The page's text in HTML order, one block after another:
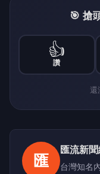
🎯 搶
👍
讚
還
匯
匯流新
台灣知名